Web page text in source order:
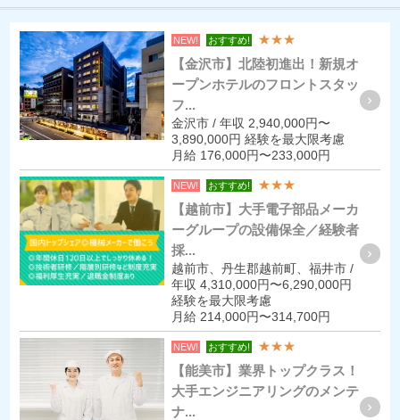
NEW! おすすめ! ★★★
【金沢市】北陸初進出！新規オ
ープンホテルのフロントスタッ
フ...
金沢市 / 年収 2,940,000円〜
3,890,000円 経験を最大限考慮
月給 176,000円〜233,000円
NEW! おすすめ! ★★★
【越前市】大手電子部品メーカ
ーグループの設備保全／経験者
採...
越前市、丹生郡越前町、福井市 /
年収 4,310,000円〜6,290,000円
経験を最大限考慮
月給 214,000円〜314,700円
NEW! おすすめ! ★★★
【能美市】業界トップクラス！
大手エンジニアリングのメンテ
ナ...